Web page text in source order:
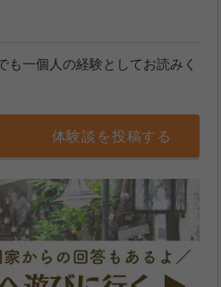
一個人の経験としてお読みく
体験談を投稿する